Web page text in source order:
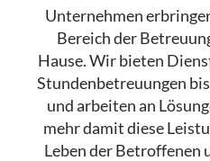
Unternehmen
Bereich der
Hause. Wir bieten
Stundenbetreuungen
und arbeiten an
mehr damit diese
Leben der